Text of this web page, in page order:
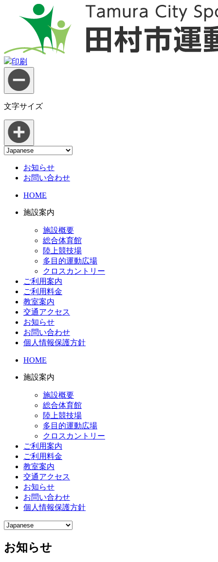
印刷
文字サイズ
お知らせ
お問い合わせ
HOME
施設案内
施設概要
総合体育館
陸上競技場
多目的運動広場
クロスカントリー
ご利用案内
ご利用料金
教室案内
交通アクセス
お知らせ
お問い合わせ
個人情報保護方針
HOME
施設案内
施設概要
総合体育館
陸上競技場
多目的運動広場
クロスカントリー
ご利用案内
ご利用料金
教室案内
交通アクセス
お知らせ
お問い合わせ
個人情報保護方針
お知らせ